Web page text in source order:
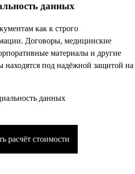
данных
как к строго
Договоры, медицинские
материалы и другие
находятся под надёжной защитой на
расчёт стоимости